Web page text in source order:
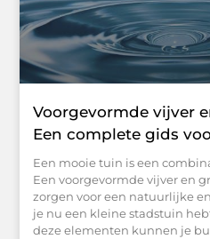
Voorgevormde vijver
Een complete gids
Een mooie tuin is een
Een voorgevormde vijver en
zorgen voor een natuurlijke
je nu een kleine stadstuin
deze elementen kunnen je